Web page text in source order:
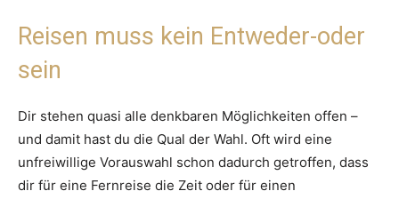
Reisen muss kein Entweder-oder
sein
Dir stehen quasi alle denkbaren Möglichkeiten offen –
und damit hast du die Qual der Wahl. Oft wird eine
unfreiwillige Vorauswahl schon dadurch getroffen, dass
dir für eine Fernreise die Zeit oder für einen